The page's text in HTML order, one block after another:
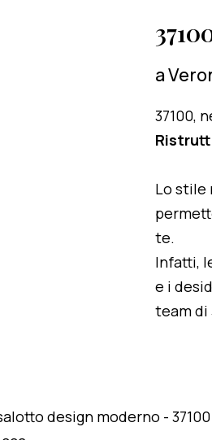
a
37100,
Lo stile
te.
Infatti,
e i
team di